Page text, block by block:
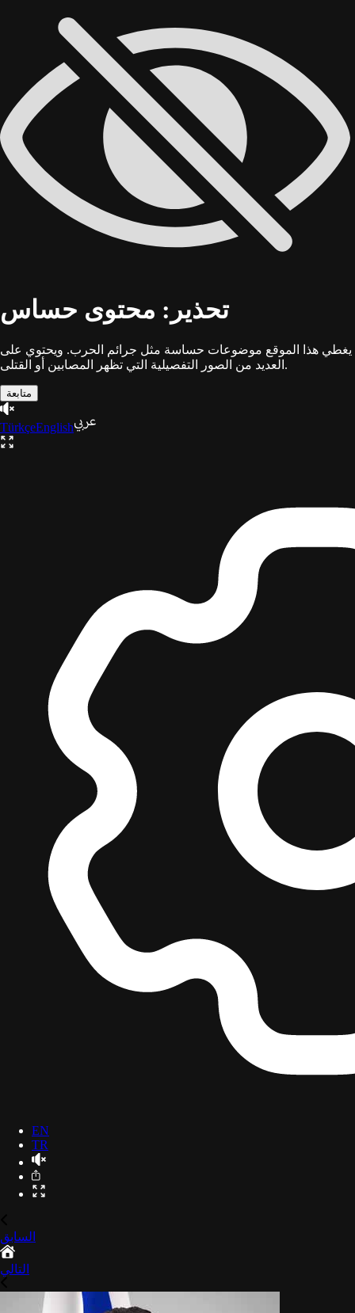
تحذير: محتوى حساس
يغطي هذا الموقع موضوعات حساسة مثل جرائم الحرب. ويحتوي على
العديد من الصور التفصيلية التي تظهر المصابين أو القتلى.
متابعة
TürkçeEnglish
EN
TR
السابق
التالي